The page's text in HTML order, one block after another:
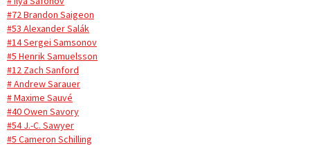
#72 Brandon Saigeon
#53 Alexander Salák
#14 Sergei Samsonov
#5 Henrik Samuelsson
#12 Zach Sanford
# Andrew Sarauer
# Maxime Sauvé
#40 Owen Savory
#54 J.-C. Sawyer
#5 Cameron Schilling